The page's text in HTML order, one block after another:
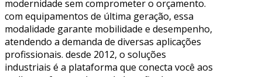
modernidade sem comprometer o orçamento.
com equipamentos de última geração, essa
modalidade garante mobilidade e desempenho,
atendendo a demanda de diversas aplicações
profissionais. desde 2012, o soluções
industriais é a plataforma que conecta você aos